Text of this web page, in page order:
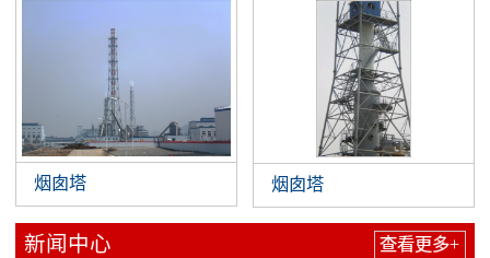
烟囱塔 烟囱塔
新闻中心 查看更多+